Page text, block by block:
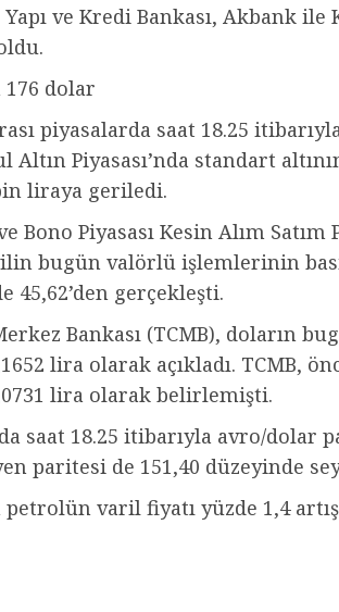
Yapı ve Kredi Bankası, Akbank
176 dolar
piyasalarda saat 18.25
Altın Piyasası’nda standart
liraya geriledi.
Bono Piyasası Kesin Alım Satım
bugün valörlü işlemlerinin
45,62’den gerçekleşti.
Bankası (TCMB), doların
lira olarak açıkladı. TCMB,
lira olarak belirlemişti.
saat 18.25 itibarıyla avro/dolar
paritesi de 151,40 düzeyinde
varil fiyatı yüzde 1,4